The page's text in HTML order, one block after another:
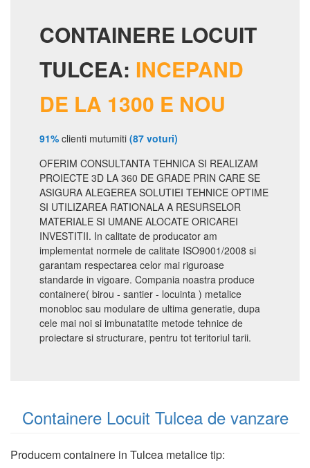
CONTAINERE LOCUIT
TULCEA: INCEPAND
DE LA 1300 E NOU
91% clienti mutumiti (87 voturi)
OFERIM CONSULTANTA TEHNICA SI REALIZAM
PROIECTE 3D LA 360 DE GRADE PRIN CARE SE
ASIGURA ALEGEREA SOLUTIEI TEHNICE OPTIME
SI UTILIZAREA RATIONALA A RESURSELOR
MATERIALE SI UMANE ALOCATE ORICAREI
INVESTITII. In calitate de producator am
implementat normele de calitate ISO9001/2008 si
garantam respectarea celor mai riguroase
standarde in vigoare. Compania noastra produce
containere( birou - santier - locuinta ) metalice
monobloc sau modulare de ultima generatie, dupa
cele mai noi si imbunatatite metode tehnice de
proiectare si structurare, pentru tot teritoriul tarii.
Containere Locuit Tulcea de vanzare
Producem containere in Tulcea metalice tip: